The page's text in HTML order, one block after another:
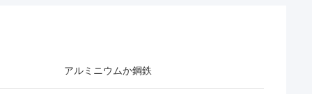
アルミニウムか鋼鉄